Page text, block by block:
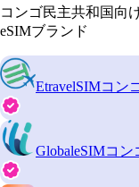
コンゴ民主共和国向
eSIMブランド
EtravelSIMコン
GlobaleSIMコン